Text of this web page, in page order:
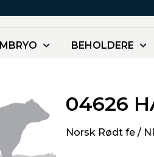
BEHOLDERE
04626
Norsk Rødt fe /